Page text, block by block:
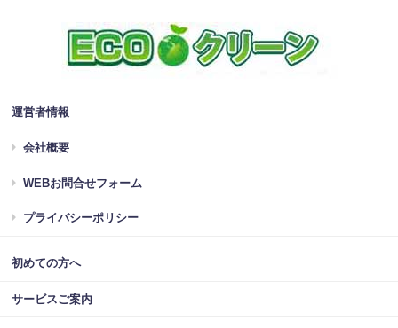
運営者情報
会社概要
WEBお問合せフォーム
プライバシーポリシー
初めての方へ
サービスご案内